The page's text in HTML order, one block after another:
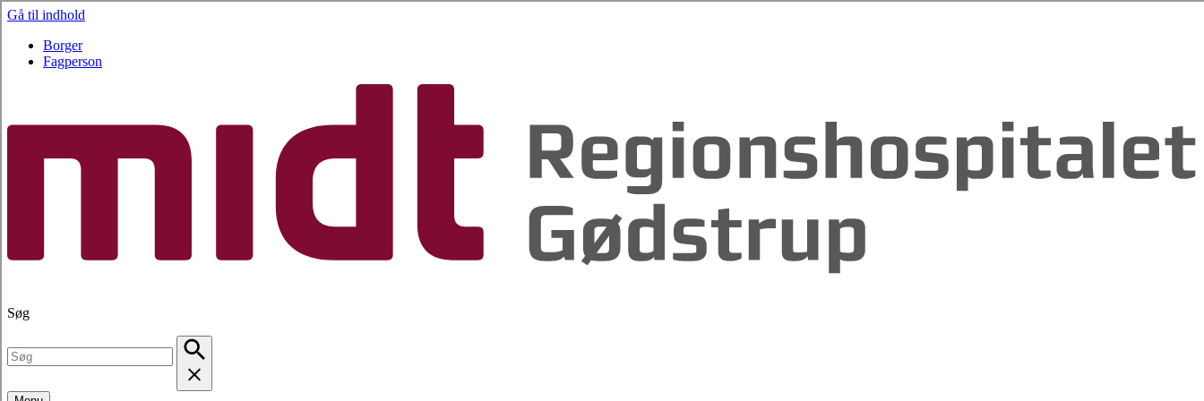
Gå til indhold
Borger
Fagperson
Søg